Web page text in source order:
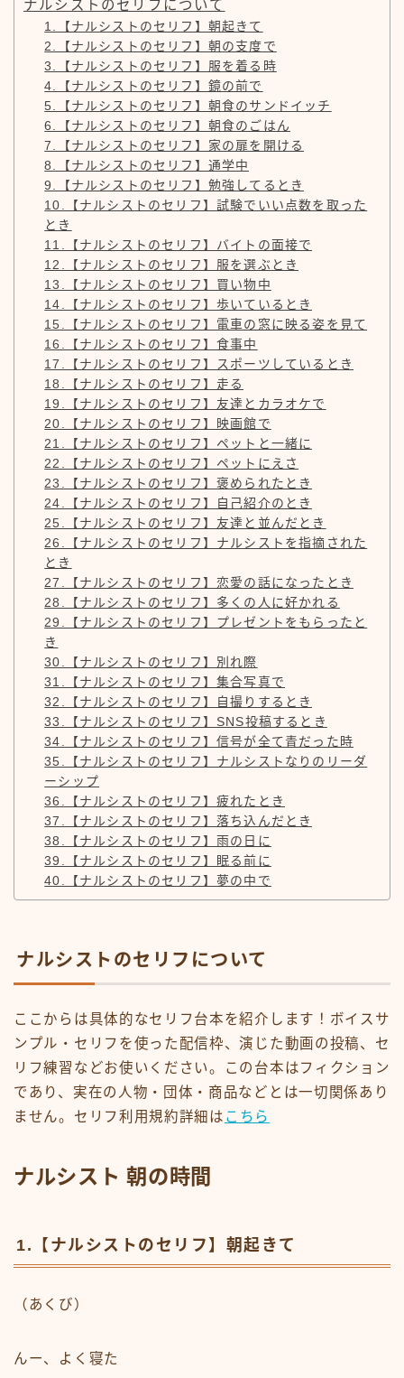
ナルシストのセリフについて
1.【ナルシストのセリフ】朝起きて
2.【ナルシストのセリフ】朝の支度で
3.【ナルシストのセリフ】服を着る時
4.【ナルシストのセリフ】鏡の前で
5.【ナルシストのセリフ】朝食のサンドイッチ
6.【ナルシストのセリフ】朝食のごはん
7.【ナルシストのセリフ】家の扉を開ける
8.【ナルシストのセリフ】通学中
9.【ナルシストのセリフ】勉強してるとき
10.【ナルシストのセリフ】試験でいい点数を取った
とき
11.【ナルシストのセリフ】バイトの面接で
12.【ナルシストのセリフ】服を選ぶとき
13.【ナルシストのセリフ】買い物中
14.【ナルシストのセリフ】歩いているとき
15.【ナルシストのセリフ】電車の窓に映る姿を見て
16.【ナルシストのセリフ】食事中
17.【ナルシストのセリフ】スポーツしているとき
18.【ナルシストのセリフ】走る
19.【ナルシストのセリフ】友達とカラオケで
20.【ナルシストのセリフ】映画館で
21.【ナルシストのセリフ】ペットと一緒に
22.【ナルシストのセリフ】ペットにえさ
23.【ナルシストのセリフ】褒められたとき
24.【ナルシストのセリフ】自己紹介のとき
25.【ナルシストのセリフ】友達と並んだとき
26.【ナルシストのセリフ】ナルシストを指摘された
とき
27.【ナルシストのセリフ】恋愛の話になったとき
28.【ナルシストのセリフ】多くの人に好かれる
29.【ナルシストのセリフ】プレゼントをもらったと
き
30.【ナルシストのセリフ】別れ際
31.【ナルシストのセリフ】集合写真で
32.【ナルシストのセリフ】自撮りするとき
33.【ナルシストのセリフ】SNS投稿するとき
34.【ナルシストのセリフ】信号が全て青だった時
35.【ナルシストのセリフ】ナルシストなりのリーダ
ーシップ
36.【ナルシストのセリフ】疲れたとき
37.【ナルシストのセリフ】落ち込んだとき
38.【ナルシストのセリフ】雨の日に
39.【ナルシストのセリフ】眠る前に
40.【ナルシストのセリフ】夢の中で
ナルシストのセリフについて
ここからは具体的なセリフ台本を紹介します！ボイスサ
ンプル・セリフを使った配信枠、演じた動画の投稿、セ
リフ練習などお使いください。この台本はフィクション
であり、実在の人物・団体・商品などとは一切関係あり
ません。セリフ利用規約詳細は こちら
ナルシスト 朝の時間
1.【ナルシストのセリフ】朝起きて
（あくび）
んー、よく寝た